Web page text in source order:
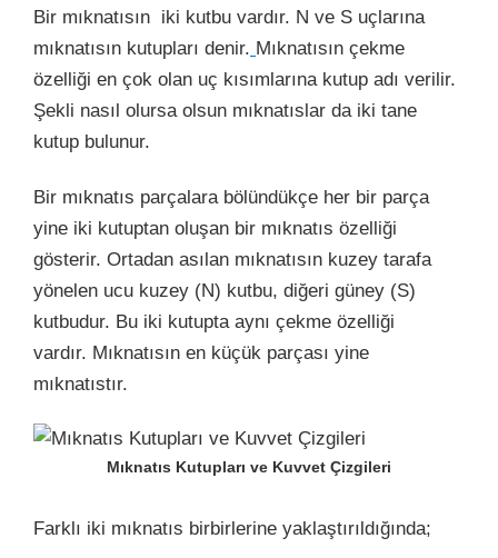
Bir mıknatısın iki kutbu vardır. N ve S uçlarına
mıknatısın kutupları denir. Mıknatısın çekme
özelliği en çok olan uç kısımlarına kutup adı verilir.
Şekli nasıl olursa olsun mıknatıslar da iki tane
kutup bulunur.
Bir mıknatıs parçalara bölündükçe her bir parça
yine iki kutuptan oluşan bir mıknatıs özelliği
gösterir. Ortadan asılan mıknatısın kuzey tarafa
yönelen ucu kuzey (N) kutbu, diğeri güney (S)
kutbudur. Bu iki kutupta aynı çekme özelliği
vardır. Mıknatısın en küçük parçası yine
mıknatıstır.
Mıknatıs Kutupları ve Kuvvet Çizgileri
Farklı iki mıknatıs birbirlerine yaklaştırıldığında;